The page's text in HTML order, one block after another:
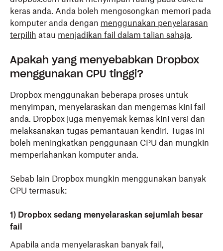
keras anda. Anda boleh mengosongkan memori pada
komputer anda dengan menggunakan penyelarasan
terpilih atau menjadikan fail dalam talian sahaja.
Apakah yang menyebabkan Dropbox
menggunakan CPU tinggi?
Dropbox menggunakan beberapa proses untuk
menyimpan, menyelaraskan dan mengemas kini fail
anda. Dropbox juga menyemak kemas kini versi dan
melaksanakan tugas pemantauan kendiri. Tugas ini
boleh meningkatkan penggunaan CPU dan mungkin
memperlahankan komputer anda.
Sebab lain Dropbox mungkin menggunakan banyak
CPU termasuk:
1) Dropbox sedang menyelaraskan sejumlah besar
fail
Apabila anda menyelaraskan banyak fail,